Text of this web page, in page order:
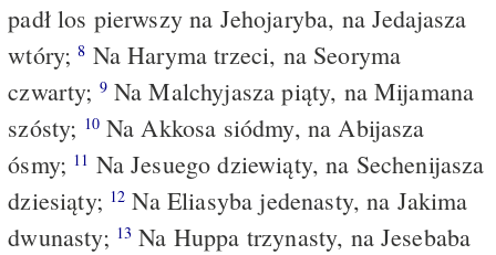
padł los pierwszy na Jehojaryba, na Jedajasza
wtóry;8 Na Haryma trzeci, na Seoryma
czwarty; 9Na Malchyjasza piąty, na Mijamana
szósty; 10Na Akkosa siódmy, na Abijasza
ósmy; 11 Na Jesuego dziewiąty, na Sechenijasza
dziesiąty; 12 Na Eliasyba jedenasty, na Jakima
dwunasty; 13 Na Huppa trzynasty, na Jesebaba